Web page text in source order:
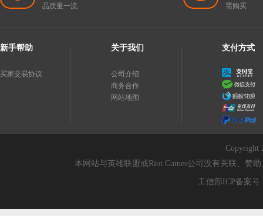
品质量一流
需购买
新手帮助
买家交易协议
关于我们
公司介绍
商务合作
网站地图
支付方式
Copyright
本网站与英雄联盟或Riot Games公司没有关联、赞
工信部ICP备案号